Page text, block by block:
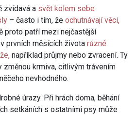
zvídavá a svět kolem sebe
– často i tím, že ochutnávají věci,
proto patří mezi nejčastější
prvních měsících života různé
například průjmy nebo zvracení. Ty
krmiva, citlivým trávením
nevhodného.
úrazy. Při hrách doma, běhání
setkáních s ostatními psy může